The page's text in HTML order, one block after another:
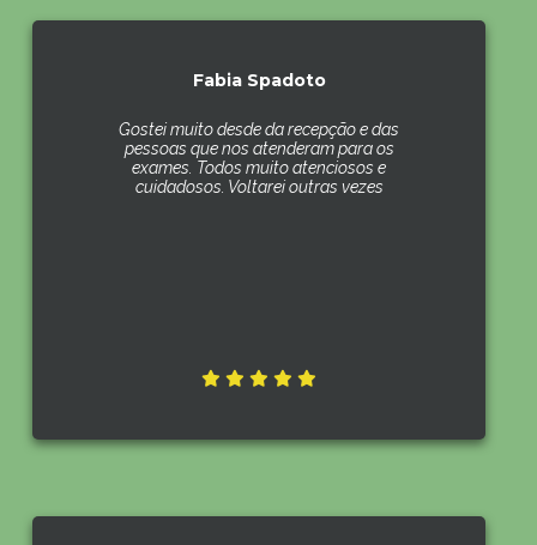
Fabia Spadoto
Gostei muito desde da recepção e das
pessoas que nos atenderam para os
exames. Todos muito atenciosos e
cuidadosos. Voltarei outras vezes